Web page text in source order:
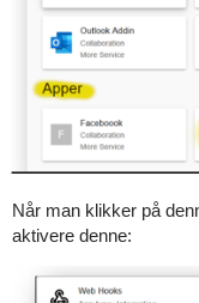
Når man klikker på
aktivere denne: